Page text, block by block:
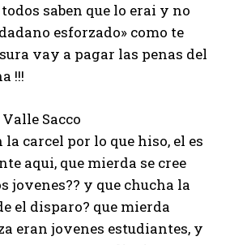
saben que lo erai y no
esforzado» como te
vay a pagar las penas del
!!!
Sacco
la carcel por lo que hiso, el es
aqui, que mierda se cree
jovenes?? y que chucha la
el disparo? que mierda
eran jovenes estudiantes, y